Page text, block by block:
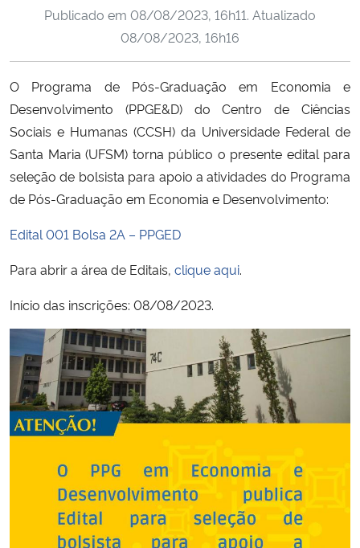
Ministério da Cidadania
Ministério de Minas e Energia
Ministério da Ciência, Tecnologia, Inovações e Comunicações
Ministério do Meio Ambiente
Ministério do Desenvolvimento Regional
Controladoria-Geral da União
Ministério da Mulher, da Família e dos Direitos Humanos
Secretaria-Geral
Secretaria de Governo
Gabinete de Segurança Institucional
Advocacia-Geral da União
Publicado em 08/08/2023, 16h11. Atualizado
08/08/2023, 16h16
O Programa de Pós-Graduação em Economia e
Desenvolvimento (PPGE&D) do Centro de Ciências
Sociais e Humanas (CCSH) da Universidade Federal de
Santa Maria (UFSM) torna público o presente edital para
seleção de bolsista para apoio a atividades do Programa
de Pós-Graduação em Economia e Desenvolvimento:
Edital 001 Bolsa 2A – PPGED
Para abrir a área de Editais, clique aqui.
Início das inscrições: 08/08/2023.